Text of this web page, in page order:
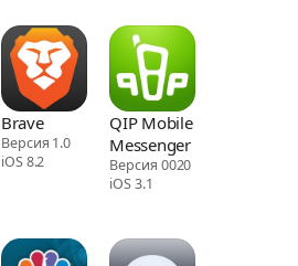
Brave
Версия 1.0
iOS 8.2
QIP Mobile
Messenger
Версия 0020
iOS 3.1